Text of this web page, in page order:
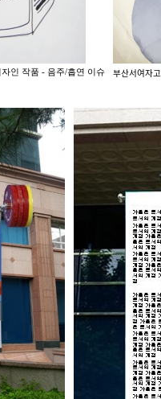
인 작품 - 음주/흡연 이슈